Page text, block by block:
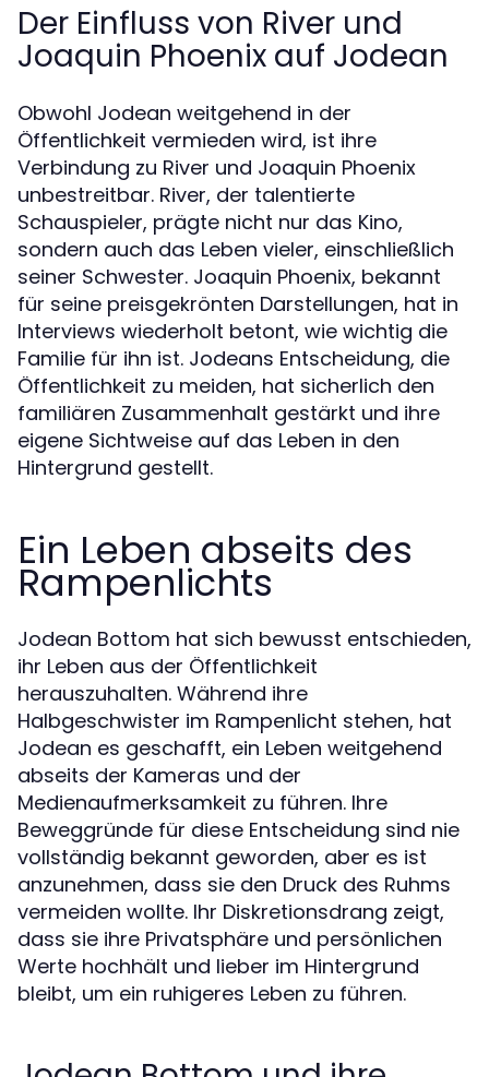
Der Einfluss von River und
Joaquin Phoenix auf Jodean
Obwohl Jodean weitgehend in der
Öffentlichkeit vermieden wird, ist ihre
Verbindung zu River und Joaquin Phoenix
unbestreitbar. River, der talentierte
Schauspieler, prägte nicht nur das Kino,
sondern auch das Leben vieler, einschließlich
seiner Schwester. Joaquin Phoenix, bekannt
für seine preisgekrönten Darstellungen, hat in
Interviews wiederholt betont, wie wichtig die
Familie für ihn ist. Jodeans Entscheidung, die
Öffentlichkeit zu meiden, hat sicherlich den
familiären Zusammenhalt gestärkt und ihre
eigene Sichtweise auf das Leben in den
Hintergrund gestellt.
Ein Leben abseits des
Rampenlichts
Jodean Bottom hat sich bewusst entschieden,
ihr Leben aus der Öffentlichkeit
herauszuhalten. Während ihre
Halbgeschwister im Rampenlicht stehen, hat
Jodean es geschafft, ein Leben weitgehend
abseits der Kameras und der
Medienaufmerksamkeit zu führen. Ihre
Beweggründe für diese Entscheidung sind nie
vollständig bekannt geworden, aber es ist
anzunehmen, dass sie den Druck des Ruhms
vermeiden wollte. Ihr Diskretionsdrang zeigt,
dass sie ihre Privatsphäre und persönlichen
Werte hochhält und lieber im Hintergrund
bleibt, um ein ruhigeres Leben zu führen.